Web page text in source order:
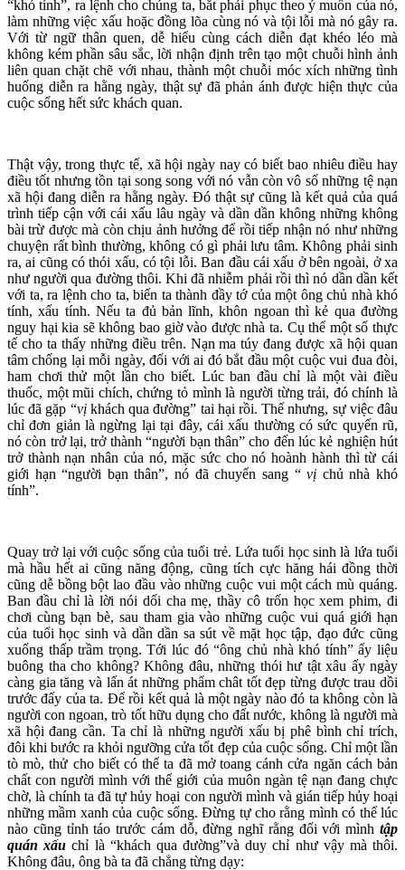
“khó tính”, ra lệnh cho chúng ta, bắt phải phục theo ý muốn của nó,
làm những việc xấu hoặc đồng lõa cùng nó và tội lỗi mà nó gây ra.
Với từ ngữ thân quen, dễ hiểu cùng cách diễn đạt khéo léo mà
không kém phần sâu sắc, lời nhận định trên tạo một chuỗi hình ảnh
liên quan chặt chẽ với nhau, thành một chuỗi móc xích những tình
huống diễn ra hằng ngày, thật sự đã phản ánh được hiện thực của
cuộc sống hết sức khách quan.
Thật vậy, trong thực tế, xã hội ngày nay có biết bao nhiêu điều hay
điều tốt nhưng tồn tại song song với nó vẫn còn vô số những tệ nạn
xã hội đang diễn ra hằng ngày. Đó thật sự cũng là kết quả của quá
trình tiếp cận với cái xấu lâu ngày và dần dần không những không
bài trừ được mà còn chịu ảnh hưởng để rồi tiếp nhận nó như những
chuyện rất bình thường, không có gì phải lưu tâm. Không phải sinh
ra, ai cũng có thói xấu, có tội lỗi. Ban đầu cái xấu ở bên ngoài, ở xa
như người qua đường thôi. Khi đã nhiễm phải rồi thì nó dần dần kết
với ta, ra lệnh cho ta, biến ta thành đầy tớ của một ông chủ nhà khó
tính, xấu tính. Nếu ta đủ bản lĩnh, khôn ngoan thì kẻ qua đường
nguy hại kia sẽ không bao giờ vào được nhà ta. Cụ thể một số thực
tế cho ta thấy những điều trên. Nạn ma túy đang được xã hội quan
tâm chống lại mỗi ngày, đối với ai đó bắt đầu một cuộc vui đua đòi,
ham chơi thử một lần cho biết. Lúc ban đầu chỉ là một vài điều
thuốc, một mũi chích, chứng tỏ mình là người từng trải, đó chính là
lúc đã gặp “vịkhách qua đường” tai hại rồi. Thế nhưng, sự việc đâu
chỉ đơn giản là ngừng lại tại đây, cái xấu thường có sức quyến rũ,
nó còn trở lại, trở thành “người bạn thân” cho đến lúc kẻ nghiện hút
trở thành nạn nhân của nó, mặc sức cho nó hoành hành thì từ cái
giới hạn “người bạn thân”, nó đã chuyển sang “vị chủ nhà khó
tính”.
Quay trở lại với cuộc sống của tuổi trẻ. Lứa tuổi học sinh là lứa tuổi
mà hầu hết ai cũng năng động, cũng tích cực hăng hái đồng thời
cũng dễ bồng bột lao đầu vào những cuộc vui một cách mù quáng.
Ban đầu chỉ là lời nói dối cha mẹ, thầy cô trốn học xem phim, đi
chơi cùng bạn bè, sau tham gia vào những cuộc vui quá giới hạn
của tuổi học sinh và dần dần sa sút về mặt học tập, đạo đức cũng
xuống thấp trầm trọng. Tới lúc đó “ông chủ nhà khó tính” ấy liệu
buông tha cho không? Không đâu, những thói hư tật xâu ấy ngày
càng gia tăng và lấn át những phẩm chât tốt đẹp từng được trau dồi
trước đấy của ta. Để rồi kết quả là một ngày nào đó ta không còn là
người con ngoan, trò tốt hữu dụng cho đất nước, không là người mà
xã hội đang cần. Ta chỉ là những người xấu bị phê bình chỉ trích,
đôi khi bước ra khỏi ngưỡng cửa tốt đẹp của cuộc sống. Chỉ một lần
tò mò, thử cho biết có thể ta đã mở toang cánh cửa ngăn cách bản
chất con người mình với thế giới của muôn ngàn tệ nạn đang chực
chờ, là chính ta đã tự hủy hoại con người mình và gián tiếp hủy hoại
những mầm xanh của cuộc sống. Đừng tự cho rằng mình có thể lúc
nào cũng tỉnh táo trước cám dỗ, đừng nghĩ rằng đối với mình tập
quán xấu chỉ là “khách qua đường”và duy chỉ như vậy mà thôi.
Không đâu, ông bà ta đã chẳng từng dạy: